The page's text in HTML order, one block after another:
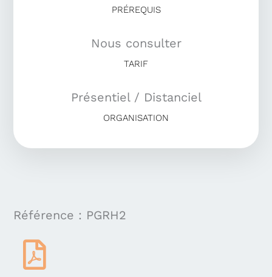
PRÉREQUIS
Nous consulter
TARIF
Présentiel / Distanciel
ORGANISATION
Référence : PGRH2